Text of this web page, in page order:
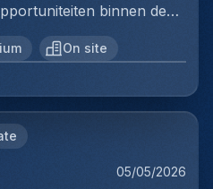
binnen de
in wervingsdiensten,
topbedrijven in diverse
en toewijding streven
en succesvolle
keer op keer.Voor
On site
05/05/2026